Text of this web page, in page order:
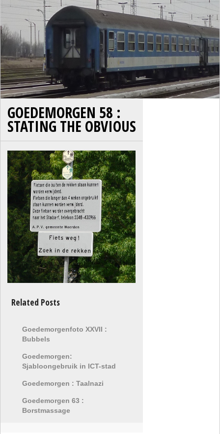
GOEDEMORGEN 58 :
STATING THE OBVIOUS
Related Posts
Goedemorgenfoto XXVII :
Bubbels
Goedemorgen:
Sjabloongebruik in ICT-stad
Goedemorgen : Taalnazi
Goedemorgen 63 :
Borstmassage